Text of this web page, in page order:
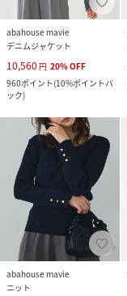
abahouse mavie
デニムジャケット
10,560 円 20%OFF
960ポイント(10%ポイントバ
ック)
abahouse mavie
ニット